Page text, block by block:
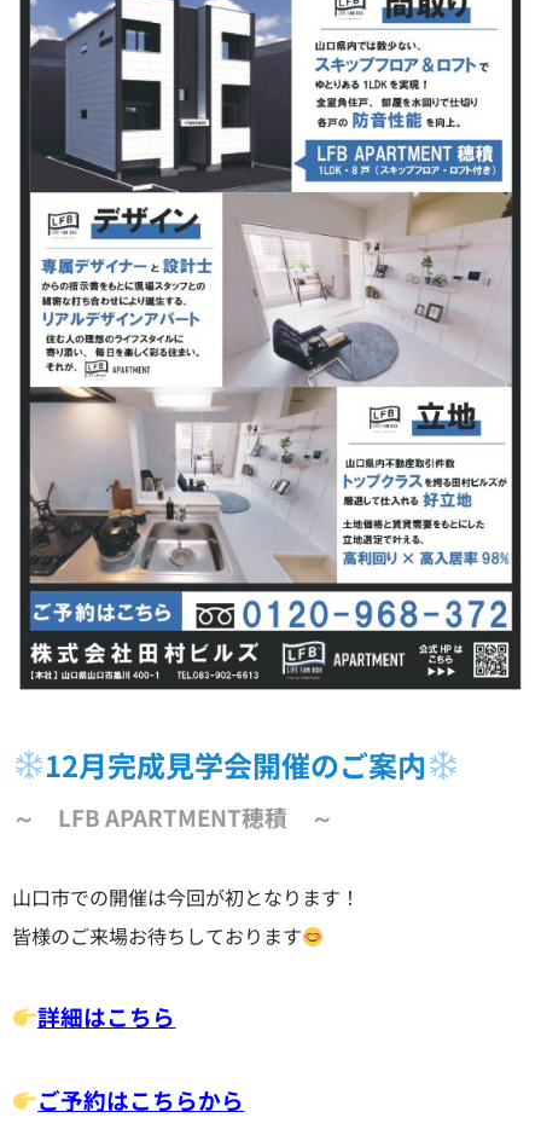
12月完成見学会開催のご案内
～ LFB APARTMENT穂積 ～
山口市での開催は今回が初となります！
皆様のご来場お待ちしております
詳細はこちら
ご予約はこちらから